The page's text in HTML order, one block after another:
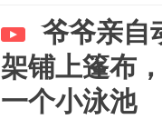
爷爷亲自
架铺上篷布
一个小泳池